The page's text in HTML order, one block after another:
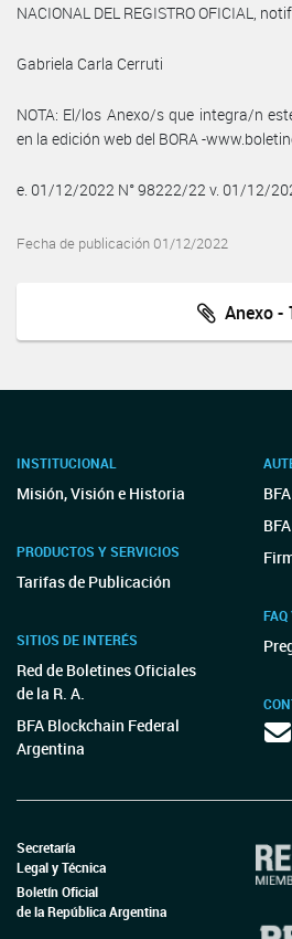
NACIONAL DEL REGISTRO OFICIAL,
Gabriela Carla Cerruti
NOTA: El/los Anexo/s que integra/n
en la edición web del BORA -
e. 01/12/2022 N° 98222/22 v. 01/12/
Fecha de publicación 01/12/2022
Anexo -
INSTITUCIONAL
Misión, Visión e Historia
PRODUCTOS Y SERVICIOS
Tarifas de Publicación
SITIOS DE INTERÉS
Red de Boletines Oficiales
de la R. A.
BFA Blockchain Federal
Argentina
FAQ
Secretaría
Legal y Técnica
Boletín Oficial
de la República Argentina